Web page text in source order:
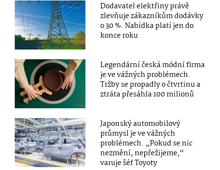
Dodavatel elektřiny právě
zlevňuje zákazníkům dodávky
o 30 %. Nabídka platí jen do
konce roku
Legendární česká módní firma
je ve vážných problémech.
Tržby se propadly o čtvrtinu a
ztráta přesáhla 100 milionů
Japonský automobilový
průmysl je ve vážných
problémech. „Pokud se nic
nezmění, nepřežijeme,“
varuje šéf Toyoty